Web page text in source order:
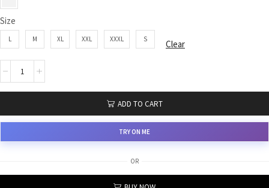
Size
L M XL XXL XXXL S Clear
ADD TO CART
TRY ON ME
OR